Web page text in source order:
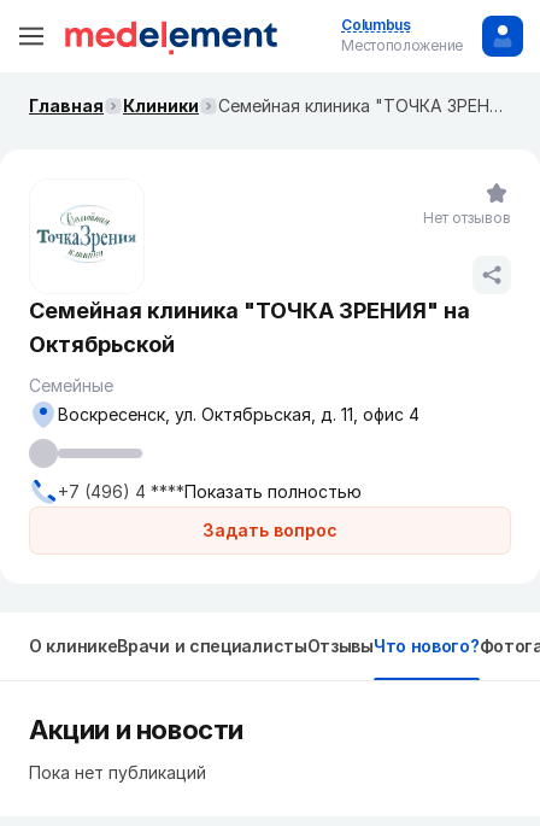
Columbus
Местоположение
Главная Клиники Семейная клиника "ТОЧКА ЗРЕНИЯ" на Октябрьской
Семейная клиника "ТОЧКА ЗРЕНИЯ" на
Октябрьской
Семейные
Задать вопрос
Воскресенск, ул. Октябрьская, д. 11, офис 4
+7 (496) 4 ****Показать полностью
Нет отзывов
О клиникеВрачи и специалистыОтзывыЧто нового?
Акции и новости
Пока нет публикаций